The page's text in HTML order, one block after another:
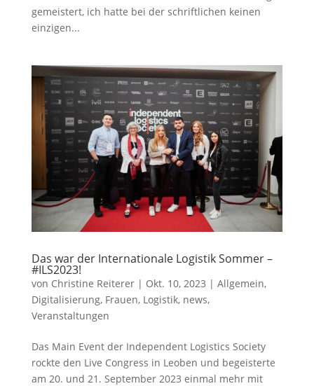
gemeistert, ich hatte bei der schriftlichen keinen
einzigen...
Das war der Internationale Logistik Sommer –
#ILS2023!
von Christine Reiterer| Okt. 10, 2023 | Allgemein,
Digitalisierung, Frauen, Logistik, news,
Veranstaltungen
Das Main Event der Independent Logistics Society
rockte den Live Congress in Leoben und begeisterte
am 20. und 21. September 2023 einmal mehr mit